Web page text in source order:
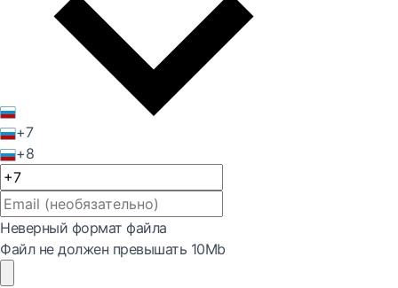
+7
+8
Неверный формат файла
Файл не должен превышать 10Mb